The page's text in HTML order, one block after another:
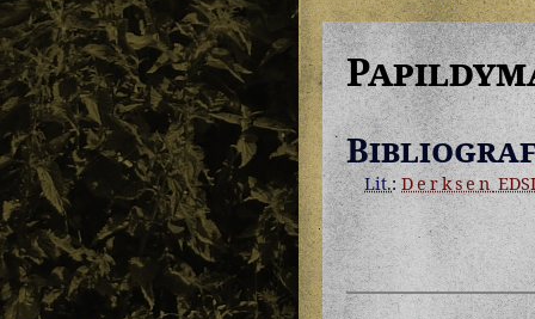
Lit.:Derksen